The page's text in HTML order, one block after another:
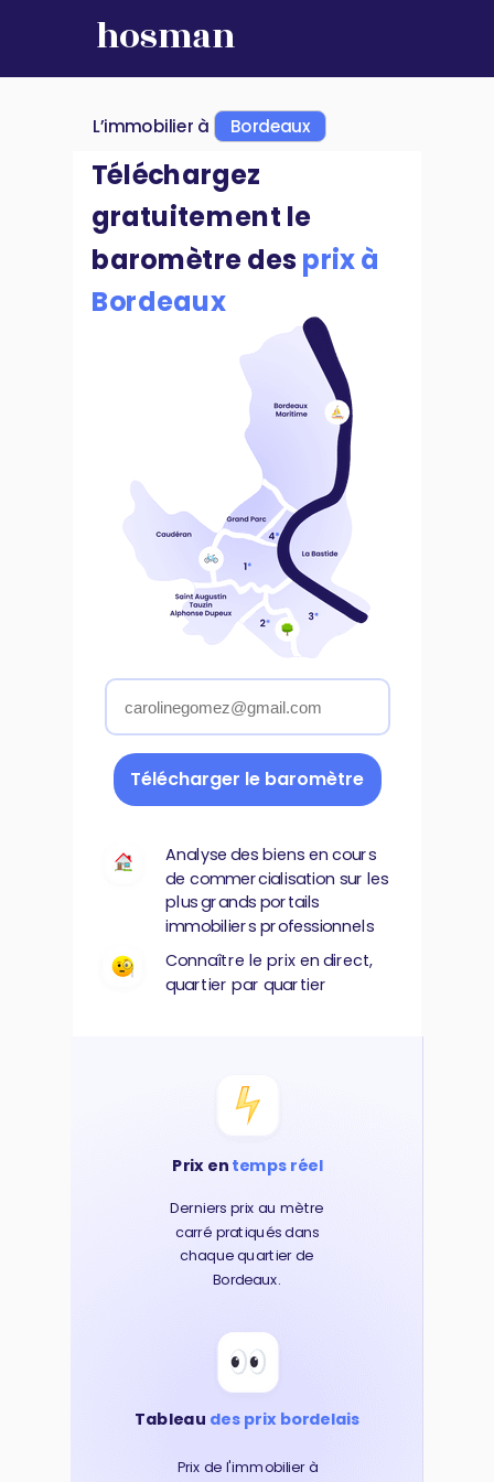
L’immobilier à
Télécharger le baromètre
Téléchargez
gratuitement le
baromètre des prix à
Bordeaux
Analyse des biens en cours
de commercialisation sur les
plus grands portails
immobiliers professionnels
Connaître le prix en direct,
quartier par quartier
Prix de l'immobilier à
Prix entemps réel
Tableaudes prix bordelais
Derniers prix au mètre
carré pratiqués dans
chaque quartier de
Bordeaux.
Bordeaux
hosman